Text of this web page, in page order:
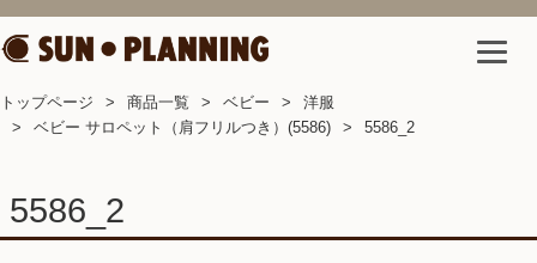
トップページ 商品一覧 ベビー
洋服
ベビー サロペット（肩フリルつき）(5586)
5586_2
5586_2